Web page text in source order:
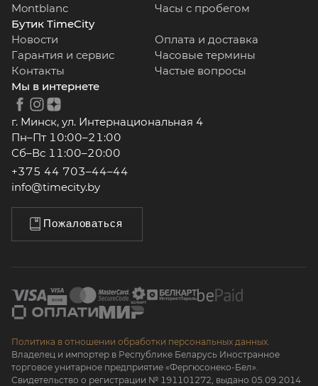
Montblanc
Часы с пробегом
Бутик TimeCity
Новости
Оплата и доставка
Гарантия и сервис
Часовые термины
Контакты
Частые вопросы
Мы в интернете
г. Минск, ул. Интернациональная 4
Пн–Пт 10:00–21:00
Сб–Вс 11:00–20:00
+375 44 703–44–44
info@timecity.by
Пожаловаться
Политика в отношении обработки персональных данных.
Владелец и импортер в Республике Беларусь Иностранное
торговое унитарное предприятие «Фергюсонеко-Бел».
Свидетельство о регистрации № 191101272, выдано 05.09.2014